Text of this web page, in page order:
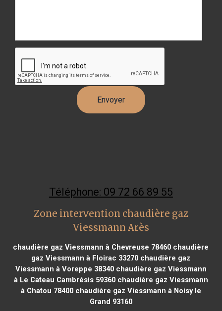
Téléphone: 09 72 66 89 55
Zone intervention chaudière gaz
Viessmann Arès
chaudière gaz Viessmann à Chevreuse 78460 chaudière
gaz Viessmann à Floirac 33270 chaudière gaz
Viessmann à Voreppe 38340chaudière gaz Viessmann
à Le Cateau Cambrésis 59360chaudière gaz Viessmann
à Chatou 78400chaudière gaz Viessmann à Noisy le
Grand 93160